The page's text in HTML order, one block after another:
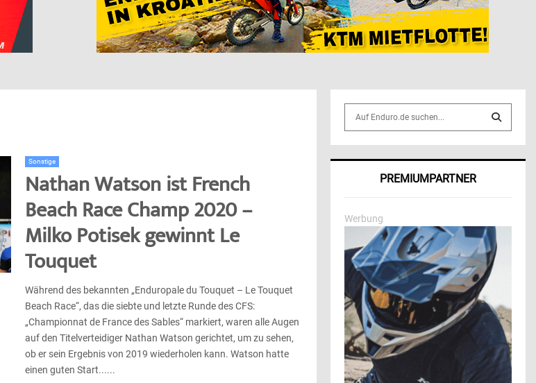
Sonstige
Nathan Watson ist French
Beach Race Champ 2020 –
Milko Potisek gewinnt Le
Touquet
Während des bekannten „Enduropale du Touquet – Le Touquet
Beach Race“, das die siebte und letzte Runde des CFS:
„Championnat de France des Sables“ markiert, waren alle Augen
auf den Titelverteidiger Nathan Watson gerichtet, um zu sehen,
ob er sein Ergebnis von 2019 wiederholen kann. Watson hatte
einen guten Start......
o
r
S
R
C
PREMIUMPARTNER
Werbung